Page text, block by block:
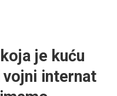
je kuću
vojni internat